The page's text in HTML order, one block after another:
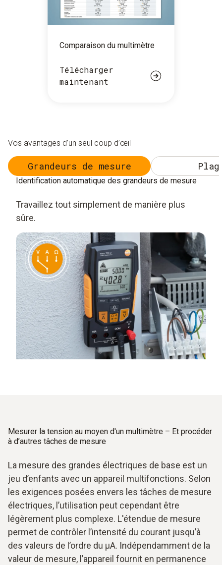
Comparaison du multimètre
Télécharger
maintenant
Vos avantages d’un seul coup d’œil
Grandeurs de mesure
Identification automatique des grandeurs de mesure
Travaillez tout simplement de manière plus
sûre.
Mesurer la tension au moyen d'un multimètre – Et procéder
à d’autres tâches de mesure
La mesure des grandes électriques de base est un
jeu d’enfants avec un appareil multifonctions. Selon
les exigences posées envers les tâches de mesure
électriques, l’utilisation peut cependant être
légèrement plus complexe. L'étendue de mesure
permet de contrôler l’intensité du courant jusqu’à
des valeurs de l’ordre du µA. Indépendamment de la
valeur de mesure, l’appareil fournit en permanence